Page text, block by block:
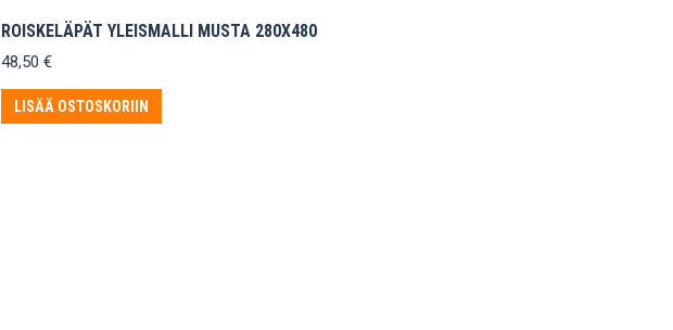
ROISKELÄPÄT YLEISMALLI MUSTA 280X480
48,50 €
LISÄÄ OSTOSKORIIN